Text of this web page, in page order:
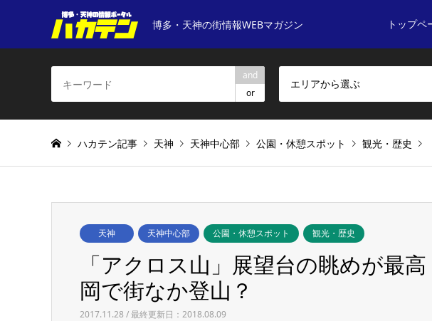
博多・天神の街情報WEBマガジン トップペ
and
or
エリアから選ぶ
ハカテン記事 天神 天神中心部 公園・休憩スポット 観光・歴史
天神 天神中心部 公園・休憩スポット 観光・歴史
「アクロス山」展望台の眺めが最
岡で街なか登山？
2017.11.28 / 最終更新日：2018.08.09